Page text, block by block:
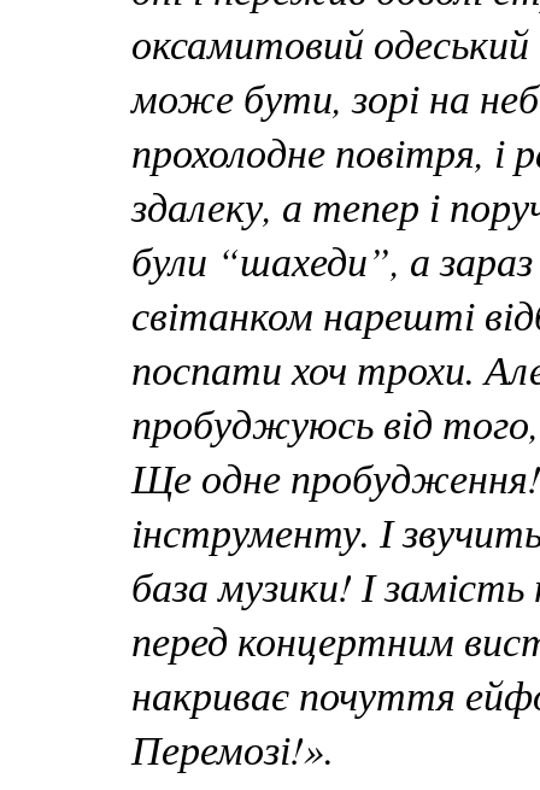
оксамитовий одеський
може бути, зорі на
прохолодне повітря,
здалеку, а тепер і
були “шахеди”, а
світанком нарешті
поспати хоч трохи.
пробуджуюсь від
Ще одне пробудження!
інструменту. І
база музики! І
перед концертним
накриває почуття
Перемозі!».